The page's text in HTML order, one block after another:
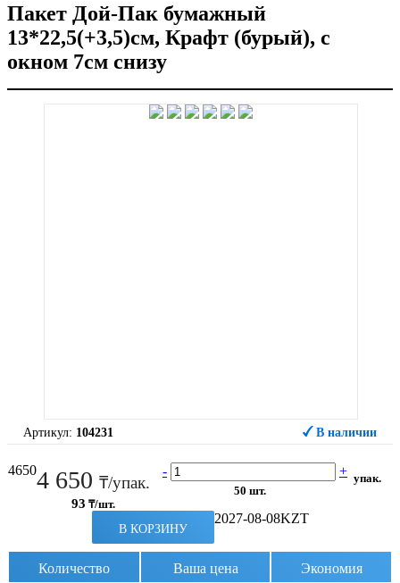
Пакет Дой-Пак бумажный
13*22,5(+3,5)см, Крафт (бурый), с
окном 7см снизу
Артикул: 104231 В наличии
46504 650 ₸/упак.
93 ₸/шт.
- +
50 шт.
упак.
В КОРЗИНУ
2027-08-08KZT
Количество Ваша цена Экономия